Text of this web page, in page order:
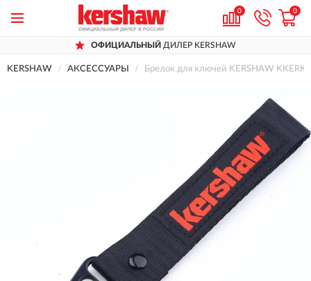
0 0
ОФИЦИАЛЬНЫЙ ДИЛЕР KERSHAW
KERSHAW АКСЕССУАРЫ Брелок для ключей KERSHAW